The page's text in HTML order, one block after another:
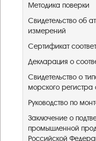
Методика поверки
Свидетельство об
измерений
Сертификат
Декларация о
Свидетельство о
морского регистра
Руководство по
Заключение о
промышленной
Российской